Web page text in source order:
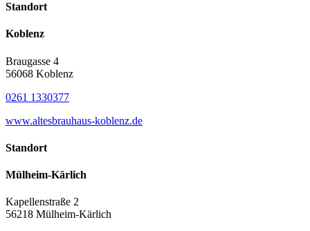
Standort
Koblenz
Braugasse 4
56068 Koblenz
0261 1330377
www.altesbrauhaus-koblenz.de
Standort
Mülheim-Kärlich
Kapellenstraße 2
56218 Mülheim-Kärlich